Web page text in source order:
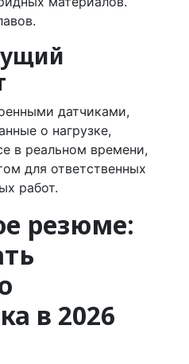
датчиками,
о нагрузке,
в реальном времени,
для ответственных
работ.
резюме:
в 2026